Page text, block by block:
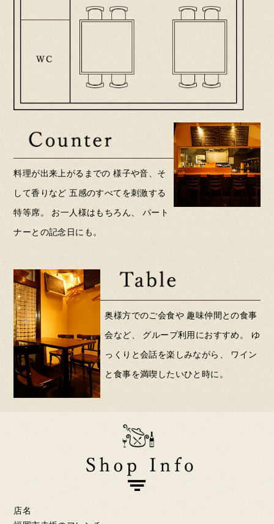
料理が出来上がるまでの 様子や音、そ
して香りなど 五感のすべてを刺激する
特等席。
お一人様はもちろん、
パート
ナーとの記念日にも。
奥様方でのご会食や 趣味仲間との食事
会など、
グループ利用におすすめ。
ゆ
っくりと会話を楽しみながら、
ワイン
と食事を満喫したいひと時に。
店名